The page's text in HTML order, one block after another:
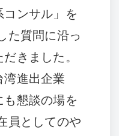
ンサル」を
た質問に沿っ
きました。
湾進出企業
も懇談の場を
員としてのや